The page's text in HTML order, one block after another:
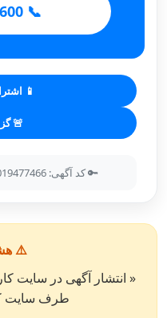
📞 09901988600
📱
🚨
🔑 کد آگهی: 259116038557498233280019477466
⚠️
طرف سایت کار۵۰ نمی